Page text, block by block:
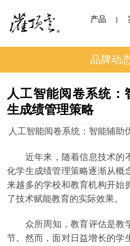
产品
品牌动
人工智能阅卷系统：
生成绩管理策略
人工智能阅卷系统：智能辅助
近年来，随着信息技术的
化学生成绩管理策略逐渐从概
来越多的学校和教育机构开始
了技术赋能教育的实际效果。
众所周知，教育评估是教
节。然而，面对日益增长的学